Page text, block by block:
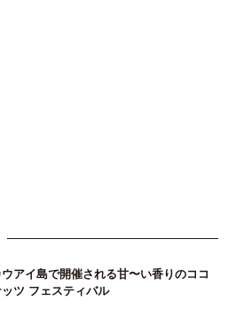
アイ島で開催される甘〜い香りのココ
ツ フェスティバル